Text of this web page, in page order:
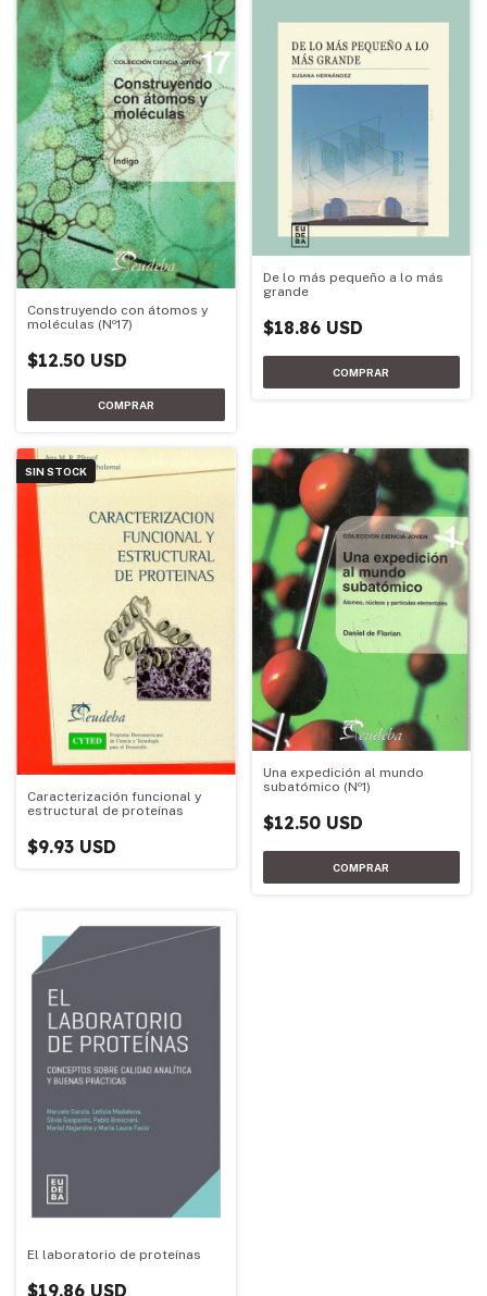
Construyendo con átomos y
moléculas (Nº17)
$12.50 USD
De lo más pequeño a lo más
grande
$18.86 USD
SIN STOCK
Caracterización funcional y
estructural de proteínas
$9.93 USD
Una expedición al mundo
subatómico (Nº1)
$12.50 USD
El laboratorio de proteínas
$19.86 USD